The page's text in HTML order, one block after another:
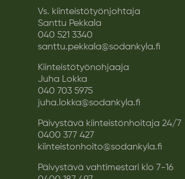
Vs. kiinteistötyönjohtaja
Santtu Pekkala
040 521 3340
santtu.pekkala@sodankyla.fi
Kiinteistötyönohjaaja
Juha Lokka
040 703 5975
juha.lokka@sodankyla.fi
Päivystävä kiinteistönhoitaja 24/7
0400 377 427
kiinteistonhoito@sodankyla.fi
Päivystävä vahtimestari klo 7-16